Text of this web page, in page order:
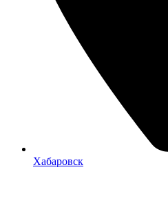
Хабаровск